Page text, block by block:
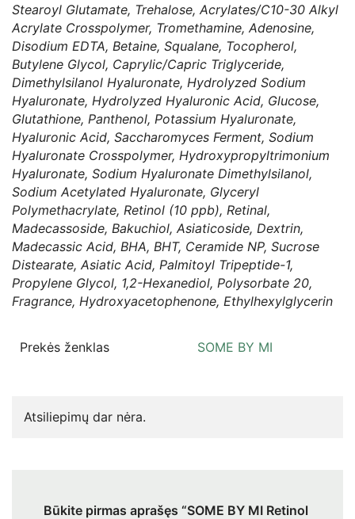
Stearoyl Glutamate, Trehalose, Acrylates/C10-30 Alkyl
Acrylate Crosspolymer, Tromethamine, Adenosine,
Disodium EDTA, Betaine, Squalane, Tocopherol,
Butylene Glycol, Caprylic/Capric Triglyceride,
Dimethylsilanol Hyaluronate, Hydrolyzed Sodium
Hyaluronate, Hydrolyzed Hyaluronic Acid, Glucose,
Glutathione, Panthenol, Potassium Hyaluronate,
Hyaluronic Acid, Saccharomyces Ferment, Sodium
Hyaluronate Crosspolymer, Hydroxypropyltrimonium
Hyaluronate, Sodium Hyaluronate Dimethylsilanol,
Sodium Acetylated Hyaluronate, Glyceryl
Polymethacrylate, Retinol (10 ppb), Retinal,
Madecassoside, Bakuchiol, Asiaticoside, Dextrin,
Madecassic Acid, BHA, BHT, Ceramide NP, Sucrose
Distearate, Asiatic Acid, Palmitoyl Tripeptide-1,
Propylene Glycol, 1,2-Hexanediol, Polysorbate 20,
Fragrance, Hydroxyacetophenone, Ethylhexylglycerin
Prekės ženklas SOME BY MI
Atsiliepimų dar nėra.
Būkite pirmas aprašęs “SOME BY MI Retinol